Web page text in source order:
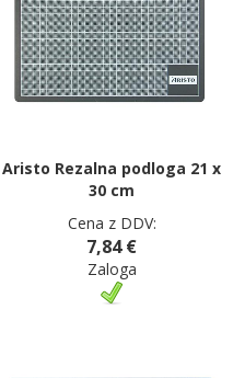
Aristo Rezalna podloga 21 x
30 cm
Cena z DDV:
7,84 €
Zaloga